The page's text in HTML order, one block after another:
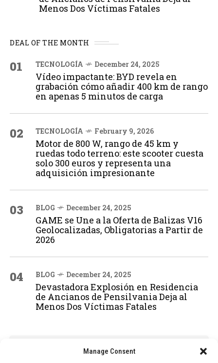
Manage Consent
Menos Dos Víctimas Fatales
DEAL OF THE MONTH
01 TECNOLOGÍA December 24, 2025
Vídeo impactante: BYD revela en
grabación cómo añadir 400 km de rango
en apenas 5 minutos de carga
02 TECNOLOGÍA February 9, 2026
Motor de 800 W, rango de 45 km y
ruedas todo terreno: este scooter cuesta
solo 300 euros y representa una
adquisición impresionante
03 BLOG December 24, 2025
GAME se Une a la Oferta de Balizas V16
Geolocalizadas, Obligatorias a Partir de
2026
04 BLOG December 24, 2025
Devastadora Explosión en Residencia
de Ancianos de Pensilvania Deja al
Menos Dos Víctimas Fatales